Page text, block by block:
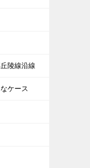
陵線沿線
ケース